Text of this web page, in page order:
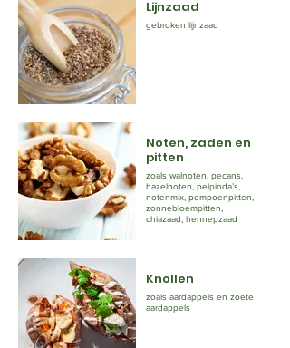
Lijnzaad
gebroken lijnzaad
Noten, zaden en
pitten
zoals walnoten, pecans,
hazelnoten, pelpinda’s,
notenmix, pompoenpitten,
zonnebloempitten,
chiazaad, hennepzaad
Knollen
zoals aardappels en zoete
aardappels